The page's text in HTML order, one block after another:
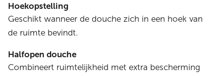
Hoekopstelling
Geschikt wanneer de douche zich in een hoek van
de ruimte bevindt.
Halfopen douche
Combineert ruimtelijkheid met extra bescherming